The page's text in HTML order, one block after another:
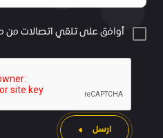
أوافق على تلقي اتصالات
ارسل